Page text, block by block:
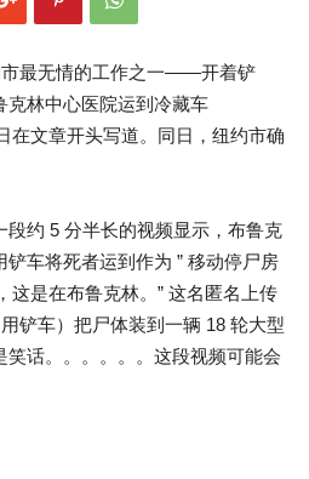
市最无情的工作之一——开着铲
克林中心医院运到冷藏车
在文章开头写道。同日，纽约市确
约 5 分半长的视频显示，布鲁克
车将死者运到作为 ” 移动停尸房
这是在布鲁克林。” 这名匿名上传
铲车）把尸体装到一辆 18 轮大型
话。。。。。。这段视频可能会